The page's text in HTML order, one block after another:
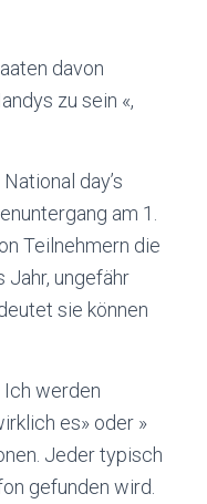
davon
zu sein «,
day’s
am 1.
Teilnehmern die
ungefähr
sie können
Ich werden
es» oder »
Jeder typisch
gefunden wird.